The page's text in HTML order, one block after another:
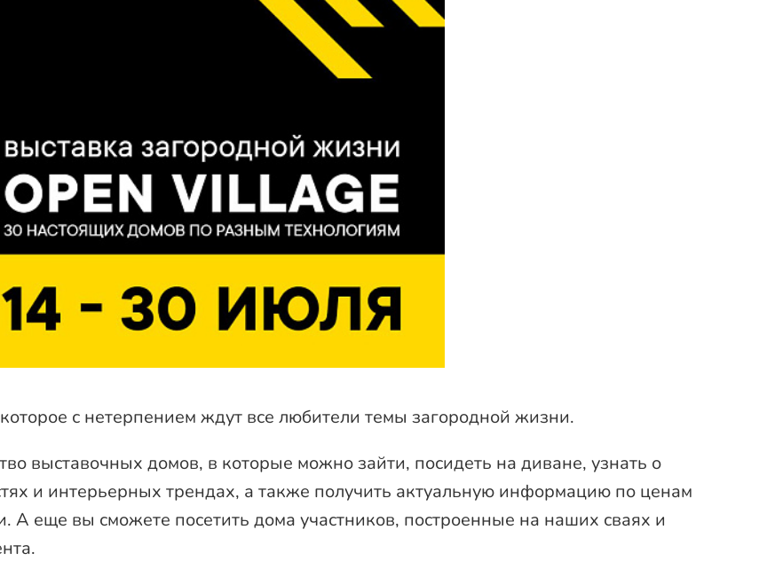
с нетерпением ждут все любители темы загородной жизни.
выставочных домов, в которые можно зайти, посидеть на диване, узнать о
и интерьерных трендах, а также получить актуальную информацию по ценам
А еще вы сможете посетить дома участников, построенные на наших сваях и